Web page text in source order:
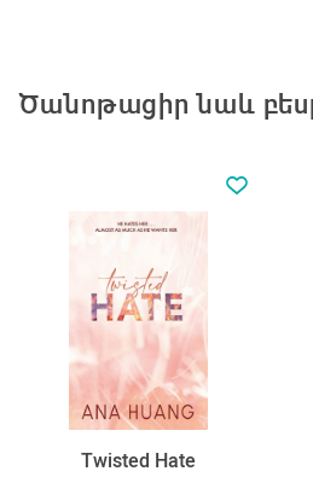
Ծանոթացիր նաև
Twisted Hate